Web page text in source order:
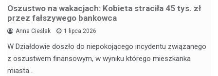
Oszustwo na wakacjach: Kobieta straciła 45 tys. zł
przez fałszywego bankowca
Anna Cieślak 1 lipca 2026
W Działdowie doszło do niepokojącego incydentu związanego
z oszustwem finansowym, w wyniku którego mieszkanka
miasta…